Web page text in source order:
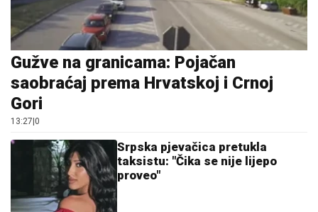
Gužve na granicama: Pojačan
saobraćaj prema Hrvatskoj i Crnoj
Gori
13:27 0
Srpska pjevačica pretukla
taksistu: "Čika se nije lijepo
proveo"